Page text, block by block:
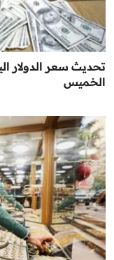
تحديث سعر الدولار
الخميس